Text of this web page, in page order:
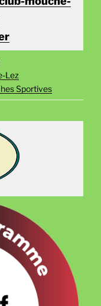
Lez
Sportives